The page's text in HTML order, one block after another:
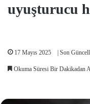
uyuşturucu
17 Mayıs 2025 | Son
Okuma Süresi Bir Dakikadan